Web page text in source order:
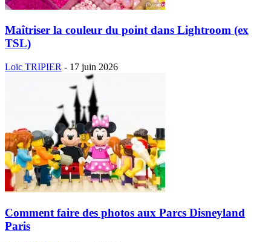
Maîtriser la couleur du point dans Lightroom (ex
TSL)
Loïc TRIPIER - 17 juin 2026
Comment faire des photos aux Parcs Disneyland
Paris